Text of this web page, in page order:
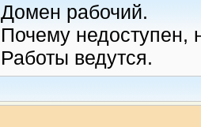
Домен рабочий.
Почему недоступен,
Работы ведутся.